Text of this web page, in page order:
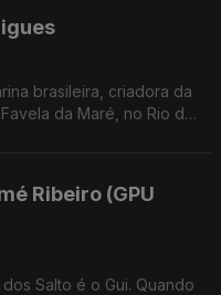
brasileira, criadora da
Ribeiro (GPU
Salto é o Gui. Quando